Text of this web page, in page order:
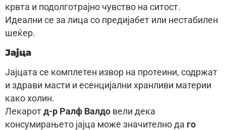
крвта и подолготрајно чувство на ситост.
Идеални се за лица со предијабет или нестабилен
шеќер.
Јајца
Јајцата се комплетен извор на протеини, содржат
и здрави масти и есенцијални хранливи материи
како холин.
Лекарот д-р Ралф Валдо вели дека
консумирањето јајца може значително да го